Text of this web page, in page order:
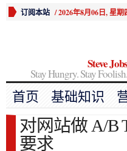
订阅本站 /2026年8月06日, 星期
Steve Jobs
Stay Hungry. Stay Foolish.
首页 基础知识
对网站做 A/B
要求